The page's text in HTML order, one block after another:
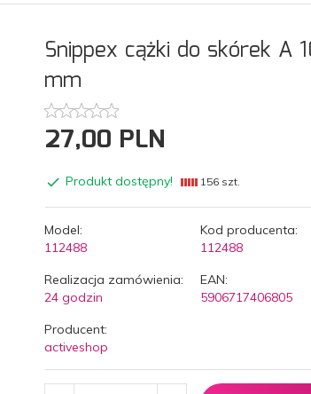
Snippex cążki do skórek A
mm
27,00 PLN
Produkt dostępny! 156 szt.
Model:
112488
Kod producenta:
112488
Realizacja zamówienia:
24 godzin
EAN:
5906717406805
Producent:
activeshop